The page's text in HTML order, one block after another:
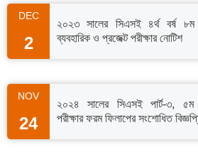
DEC
2
২০২৩ সালের সিএসই ৪র্থ বর্ষ ৮ম
ব্যবহারিক ও প্রজেক্ট পরীক্ষার নোটিশ
NOV
24
২০২৪ সালের সিএসই পার্ট-৩, ৫ম
পরীক্ষার ফরম ফিলাপের সংশোধিত